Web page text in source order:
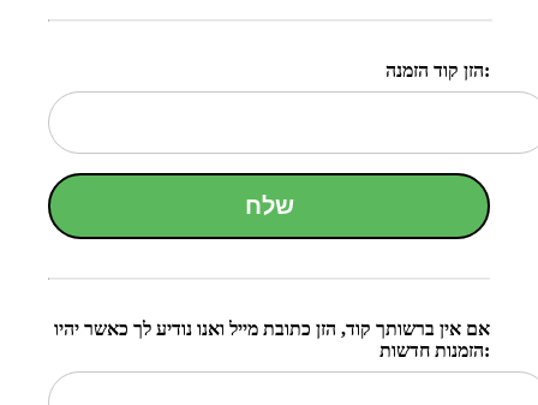
הזן קוד הזמנה:
שלח
אם אין ברשותך קוד, הזן כתובת מייל ואנו נודיע לך כאשר יהיו
הזמנות חדשות: